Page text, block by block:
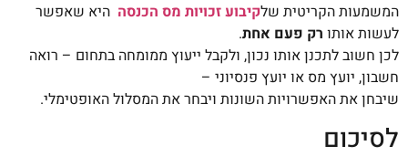
המשמעות הקריטית שלקיבוע זכויות מס הכנסה היא שאפשר
לעשות אותו רק פעם אחת.
לכן חשוב לתכנן אותו נכון, ולקבל ייעוץ ממומחה בתחום – רואה
חשבון, יועץ מס או יועץ פנסיוני –
שיבחן את האפשרויות השונות ויבחר את המסלול האופטימלי.
לסיכום